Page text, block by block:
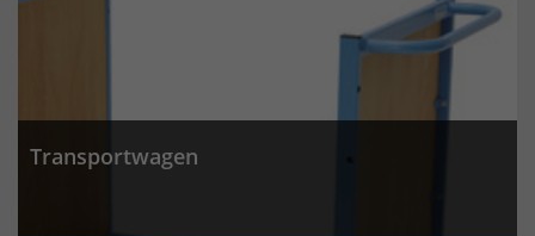
Transportwagen